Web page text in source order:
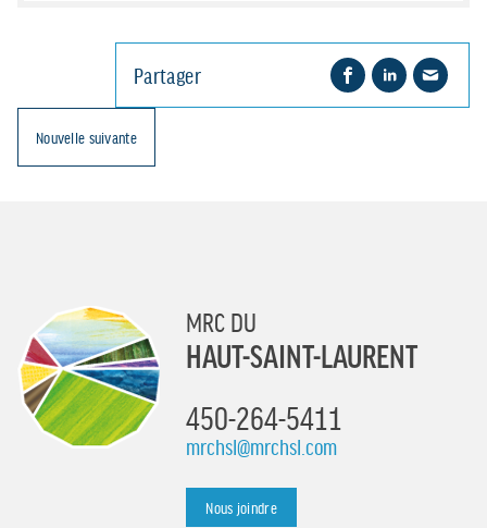
Partager
Nouvelle suivante
MRC DU
HAUT-SAINT-LAURENT
450-264-5411
mrchsl@mrchsl.com
Nous joindre